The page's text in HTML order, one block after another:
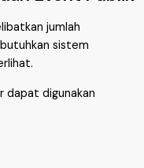
jumlah
sistem
dapat digunakan